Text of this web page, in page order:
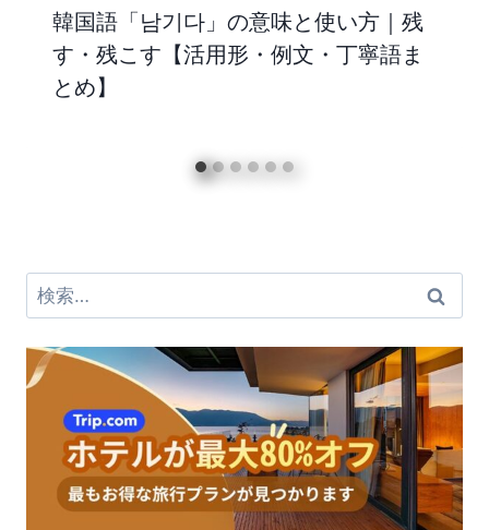
韓国語「남기다」の意味と使い方｜残
す・残こす【活用形・例文・丁寧語ま
とめ】
検
索: